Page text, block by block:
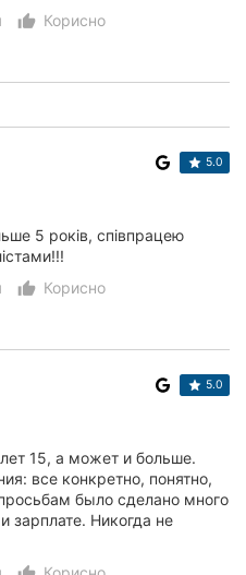
thumb_up_alt
Корисно
5.0
5 років, співпрацею
thumb_up_alt
Корисно
5.0
15, а может и больше.
все конкретно, понятно,
было сделано много
зарплате. Никогда не
фирму д...